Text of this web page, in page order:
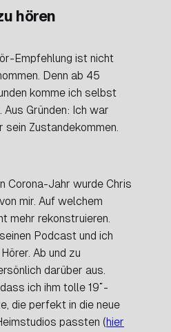
hören
Empfehlung ist nicht
Denn ab 45
komme ich selbst
Gründen: Ich war
Zustandekommen.
Corona-Jahr wurde Chris
mir. Auf welchem
mehr rekonstruieren.
Podcast und ich
Ab und zu
darüber aus.
ich ihm tolle 19″-
die perfekt in die neue
passten (hier